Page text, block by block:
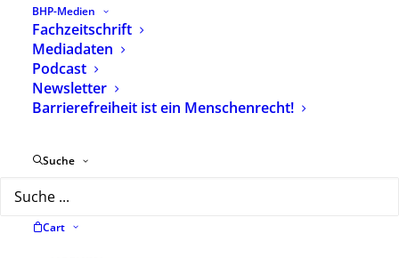
BHP-Medien
Fachzeitschrift
Mediadaten
Podcast
Newsletter
Barrierefreiheit ist ein Menschenrecht!
Suche
Cart
Seminar-Nr.: 26 E 11
Jedes Kind ist einzigartig!
Heilpädagogische Begleitung von
einer Beeinträchtigung ihres Kindes
Ort: Ausbildungshotel St. Theresia,